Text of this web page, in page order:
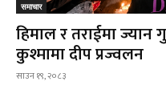
समाचार
हिमाल र तराईमा
कुश्मामा दीप प्रज्वलन
साउन १९, २०८३